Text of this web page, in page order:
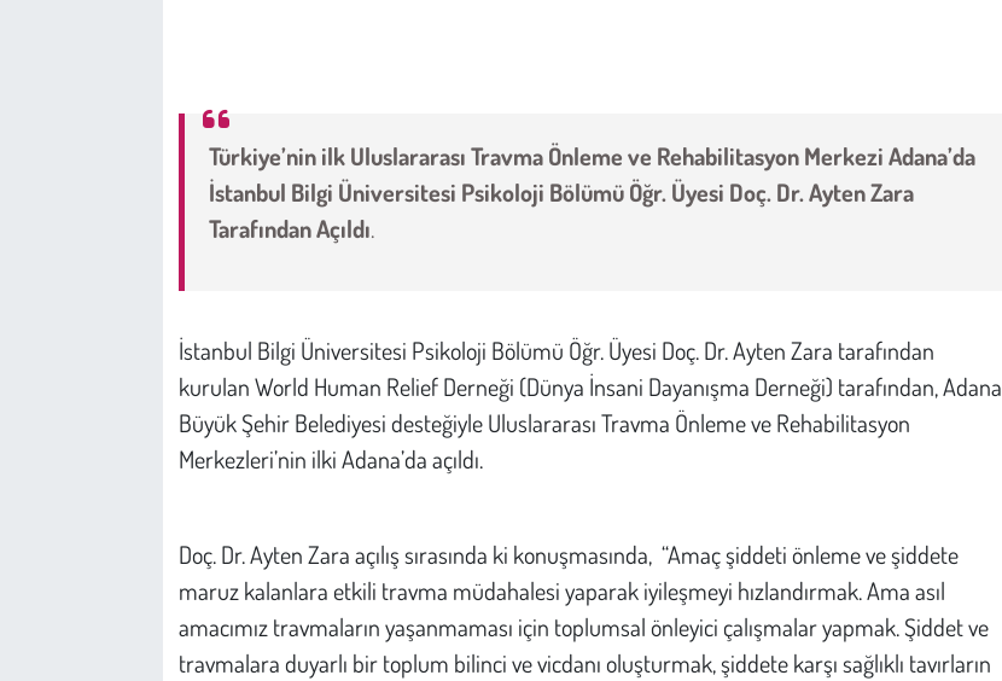
Türkiye’nin ilk Uluslararası Travma Önleme ve Rehabilitasyon Merkezi Adana’da
İstanbul Bilgi Üniversitesi Psikoloji Bölümü Öğr. Üyesi Doç. Dr. Ayten Zara
Tarafından Açıldı.
İstanbul Bilgi Üniversitesi Psikoloji Bölümü Öğr. Üyesi Doç. Dr. Ayten Zara tarafından
kurulan World Human Relief Derneği (Dünya İnsani Dayanışma Derneği) tarafından, Adana
Büyük Şehir Belediyesi desteğiyle Uluslararası Travma Önleme ve Rehabilitasyon
Merkezleri’nin ilki Adana’da açıldı.
Doç. Dr. Ayten Zara açılış sırasında ki konuşmasında, “Amaç şiddeti önleme ve şiddete
maruz kalanlara etkili travma müdahalesi yaparak iyileşmeyi hızlandırmak. Ama asıl
amacımız travmaların yaşanmaması için toplumsal önleyici çalışmalar yapmak. Şiddet ve
travmalara duyarlı bir toplum bilinci ve vicdanı oluşturmak, şiddete karşı sağlıklı tavırların